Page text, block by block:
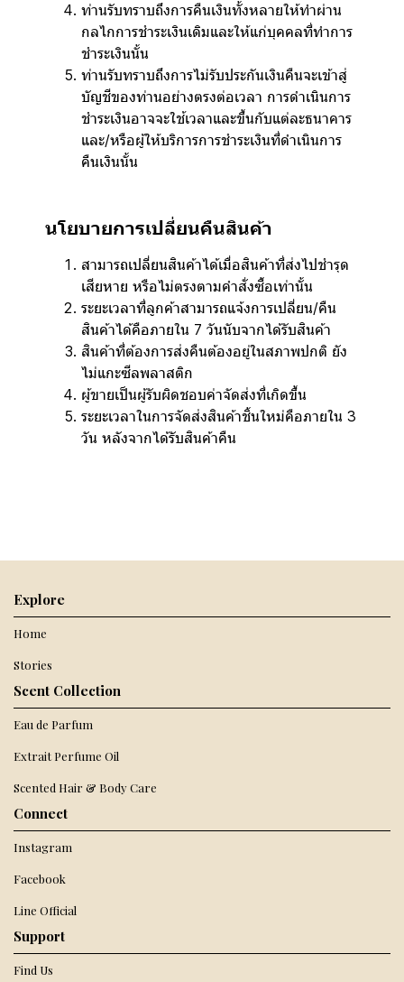
ท่านรับทราบถึงการคืนเงินทั้งหลายให้ทำผ่าน
กลไกการชำระเงินเดิมและให้แก่บุคคลที่ทำการ
ชำระเงินนั้น
ท่านรับทราบถึงการไม่รับประกันเงินคืนจะเข้าสู่
บัญชีของท่านอย่างตรงต่อเวลา การดำเนินการ
ชำระเงินอาจจะใช้เวลาและขึ้นกับแต่ละธนาคาร
และ/หรือผู้ให้บริการการชำระเงินที่ดำเนินการ
คืนเงินนั้น
นโยบายการเปลี่ยนคืนสินค้า
สามารถเปลี่ยนสินค้าได้เมื่อสินค้าที่ส่งไปชำรุด
เสียหาย หรือไม่ตรงตามคำสั่งซื้อเท่านั้น
ระยะเวลาที่ลูกค้าสามารถแจ้งการเปลี่ยน/คืน
สินค้าได้คือภายใน 7 วันนับจากได้รับสินค้า
สินค้าที่ต้องการส่งคืนต้องอยู่ในสภาพปกติ ยัง
ไม่แกะซีลพลาสติก
ผู้ขายเป็นผู้รับผิดชอบค่าจัดส่งที่เกิดขึ้น
ระยะเวลาในการจัดส่งสินค้าชิ้นใหม่คือภายใน 3
วัน หลังจากได้รับสินค้าคืน
Explore
Home
Stories
Scent Collection
Eau de Parfum
Extrait Perfume Oil
Scented Hair & Body Care
Connect
Instagram
Facebook
Line Official
Support
Find Us